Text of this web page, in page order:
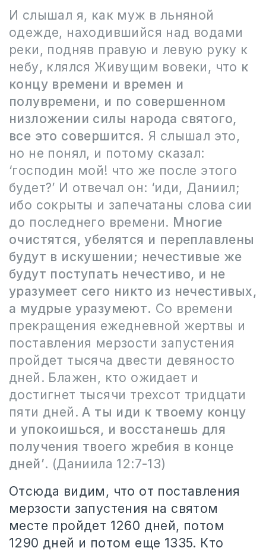
И слышал я, как муж в льняной
одежде, находившийся над водами
реки, подняв правую и левую руку к
небу, клялся Живущим вовеки, что к
концу времени и времен и
полувремени, и по совершенном
низложении силы народа святого,
все это совершится. Я слышал это,
но не понял, и потому сказал:
‘господин мой! что же после этого
будет?’ И отвечал он: ‘иди, Даниил;
ибо сокрыты и запечатаны слова сии
до последнего времени. Многие
очистятся, убелятся и переплавлены
будут в искушении; нечестивые же
будут поступать нечестиво, и не
уразумеет сего никто из нечестивых,
а мудрые уразумеют. Со времени
прекращения ежедневной жертвы и
поставления мерзости запустения
пройдет тысяча двести девяносто
дней. Блажен, кто ожидает и
достигнет тысячи трехсот тридцати
пяти дней.А ты иди к твоему концу
и упокоишься, и восстанешь для
получения твоего жребия в конце
дней’. (Даниила 12:7-13)
Отсюда видим, что от поставления
мерзости запустения на святом
месте пройдет 1260 дней, потом
1290 дней и потом еще 1335. Кто